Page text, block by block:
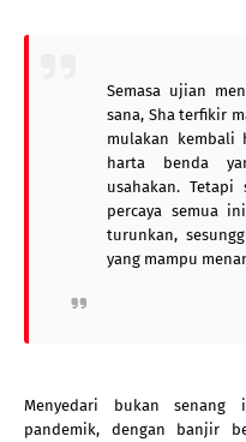
Semasa ujian
sana, Sha terfikir
mulakan kembali
harta benda
usahakan.
percaya semua
turunkan,
yang mampu
Menyedari bukan senang
pandemik, dengan banjir